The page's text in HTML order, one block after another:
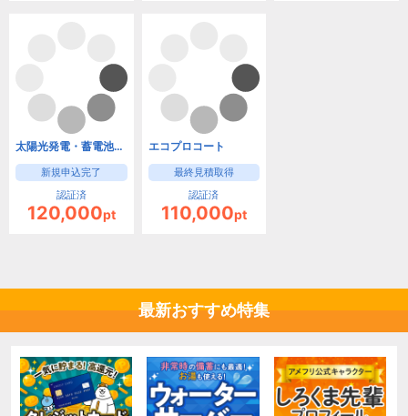
太陽光発電・蓄電池を導入するなら【ブルエネ】【現地見積もり】
新規申込完了
認証済
120,000pt
エコプロコート
最終見積取得
認証済
110,000pt
最新おすすめ特集